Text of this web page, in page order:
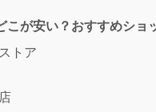
こが安い？おすすめショ
トア